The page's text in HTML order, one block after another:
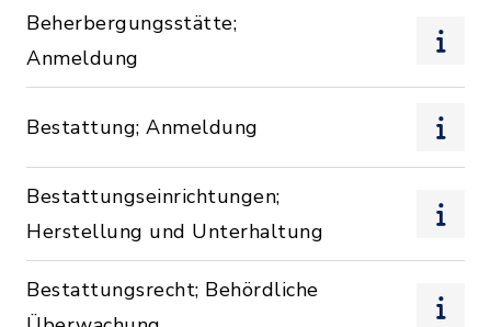
Beherbergungsstätte;
Anmeldung
Bestattung; Anmeldung
Bestattungseinrichtungen;
Herstellung und Unterhaltung
Bestattungsrecht; Behördliche